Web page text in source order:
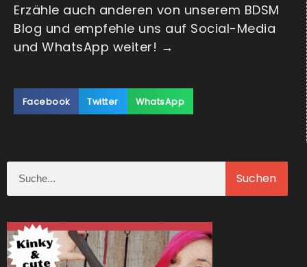
Erzähle auch anderen von unserem BDSM
Blog und empfehle uns auf Social-Media
und WhatsApp weiter! →
Facebook Twitter WhatsApp
Suchen